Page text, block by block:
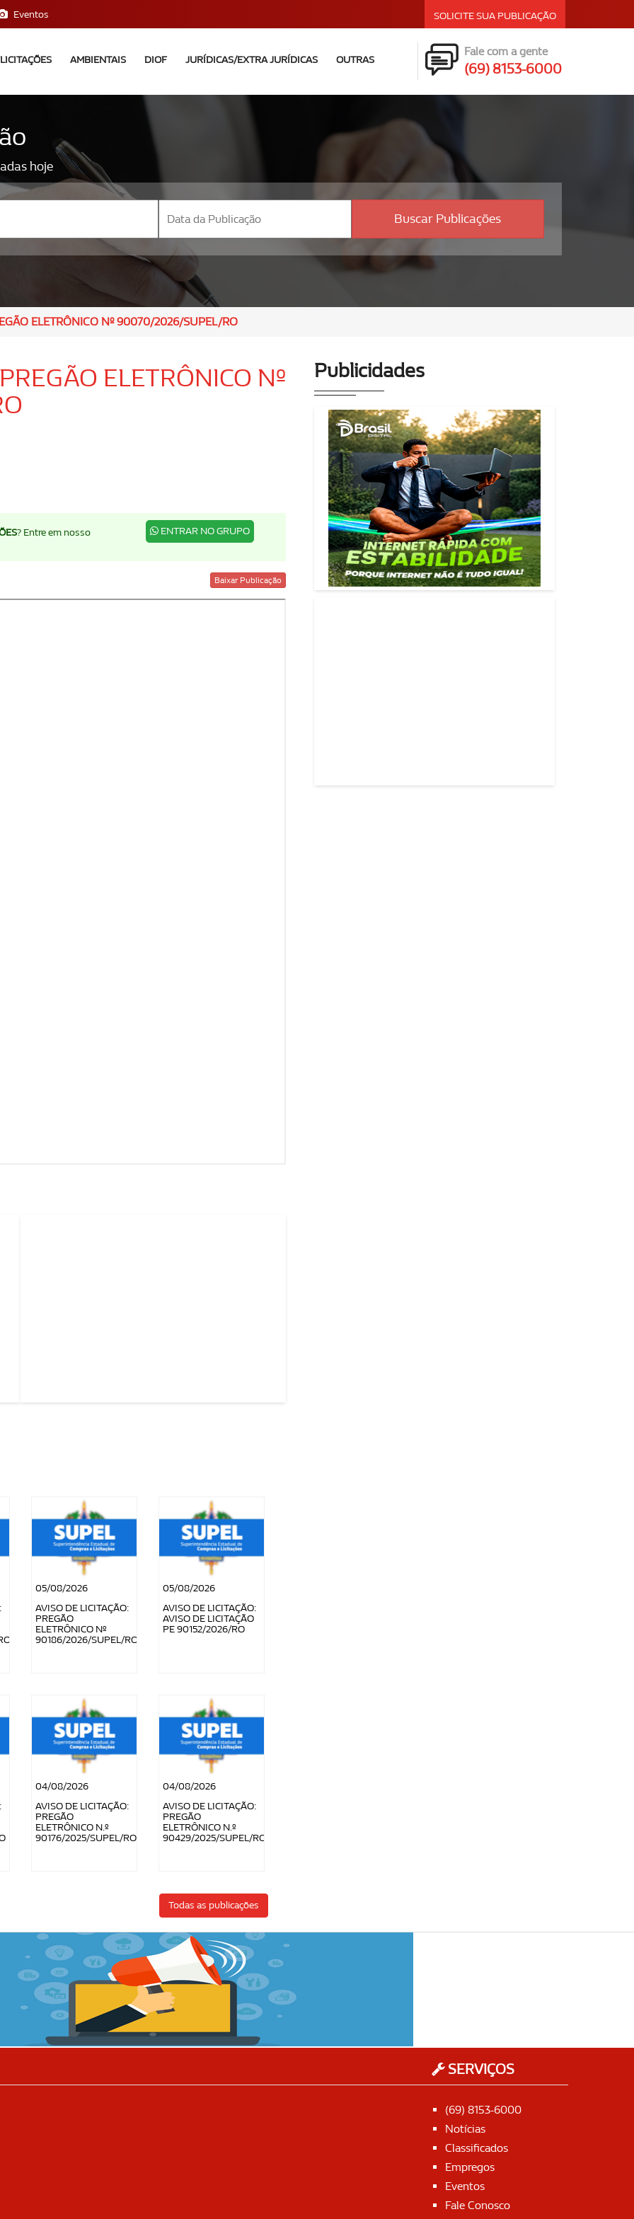
Eventos SOLICITE SUA PUBLICAÇÃO
LICITAÇÕES AMBIENTAIS DIOF JURÍDICAS/EXTRA JURÍDICAS OUTRAS
Fale com a gente
(69) 8153-6000
hoje
Buscar Publicações
ELETRÔNICO Nº 90070/2026/SUPEL/RO
ELETRÔNICO Nº
? Entre em nosso
ENTRAR NO GRUPO
Baixar Publicação
05/08/2026
AVISO DE LICITAÇÃO:
PREGÃO
ELETRÔNICO Nº
90186/2026/SUPEL/RO
05/08/2026
AVISO DE LICITAÇÃO:
AVISO DE LICITAÇÃO
PE 90152/2026/RO
04/08/2026
AVISO DE LICITAÇÃO:
PREGÃO
ELETRÔNICO N.º
90176/2025/SUPEL/RO
04/08/2026
AVISO DE LICITAÇÃO:
PREGÃO
ELETRÔNICO N.º
90429/2025/SUPEL/RO
Todas as publicações
Publicidades
SERVIÇOS
(69) 8153-6000
Notícias
Classificados
Empregos
Eventos
Fale Conosco